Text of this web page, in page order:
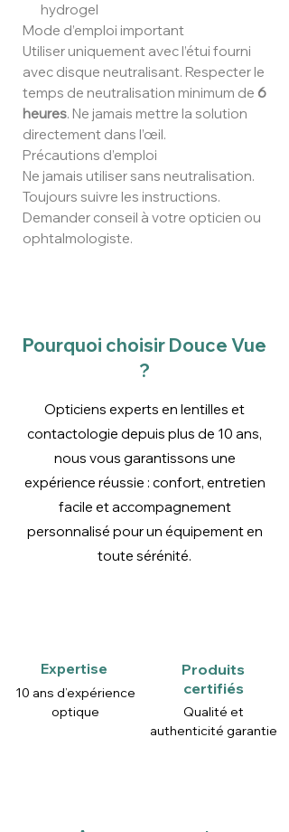
hydrogel
Mode d’emploi important
Utiliser uniquement avec l’étui fourni
avec disque neutralisant. Respecter le
temps de neutralisation minimum de 6
heures. Ne jamais mettre la solution
directement dans l’œil.
Précautions d’emploi
Ne jamais utiliser sans neutralisation.
Toujours suivre les instructions.
Demander conseil à votre opticien ou
ophtalmologiste.
Pourquoi choisir Douce Vue
?
Opticiens experts en lentilles et
contactologie depuis plus de 10 ans,
nous vous garantissons une
expérience réussie : confort, entretien
facile et accompagnement
personnalisé pour un équipement en
toute sérénité.
Expertise
10 ans d’expérience
optique
Produits
certifiés
Qualité et
authenticité garantie